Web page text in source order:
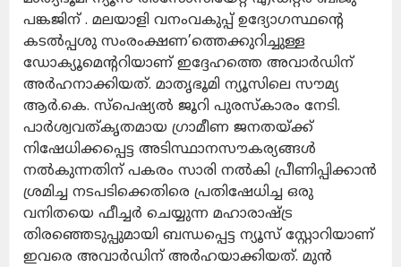
പങ്കജിന് . മലയാളി വനംവകുപ്പ് ഉദ്യോഗസ്ഥന്റെ
കടല്‍പ്പശു സംരംക്ഷണ’ത്തെക്കുറിച്ചുള്ള
ഡോക്യൂമെന്ററിയാണ് ഇദ്ദേഹത്തെ അവാർഡിന്
അർഹനാക്കിയത്. മാതൃഭൂമി ന്യൂസിലെ സൗമ്യ
ആര്‍.കെ. സ്പെഷ്യൽ ജൂറി പുരസ്കാരം നേടി.
പാര്‍ശ്വവത്കൃതമായ ഗ്രാമീണ ജനതയ്ക്ക്
നിഷേധിക്കപ്പെട്ട അടിസ്ഥാനസൗകര്യങ്ങള്‍
നല്‍കുന്നതിന് പകരം സാരി നല്‍കി പ്രീണിപ്പിക്കാന്‍
ശ്രമിച്ച നടപടിക്കെതിരെ പ്രതിഷേധിച്ച ഒരു
വനിതയെ ഫീച്ചര്‍ ചെയ്യുന്ന മഹാരാഷ്ട്ര
തിരഞ്ഞെടുപ്പുമായി ബന്ധപ്പെട്ട ന്യൂസ് സ്റ്റോറിയാണ്
ഇവരെ അവാർഡിന് അർഹയാക്കിയത്. മുൻ